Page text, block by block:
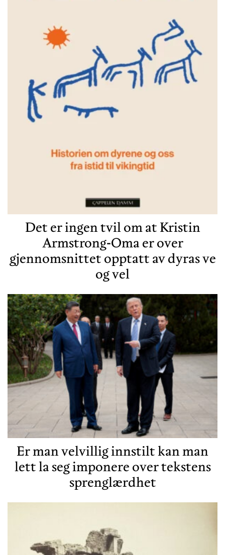
Det er ingen tvil om at Kristin
Armstrong-Oma er over
gjennomsnittet opptatt av dyras ve
og vel
Er man velvillig innstilt kan man
lett la seg imponere over tekstens
sprenglærdhet